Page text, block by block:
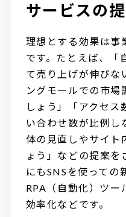
サービスの
理想とする効果は事
です。たとえば、「
て売り上げが伸びな
ングモールでの市場
しょう」「アクセス
い合わせ数が比例し
体の見直しやサイト
ょう」などの提案を
にもSNSを使っての
RPA（自動化）ツー
効率化などです。